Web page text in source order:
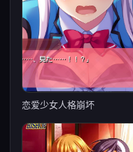
恋爱少女人格崩坏